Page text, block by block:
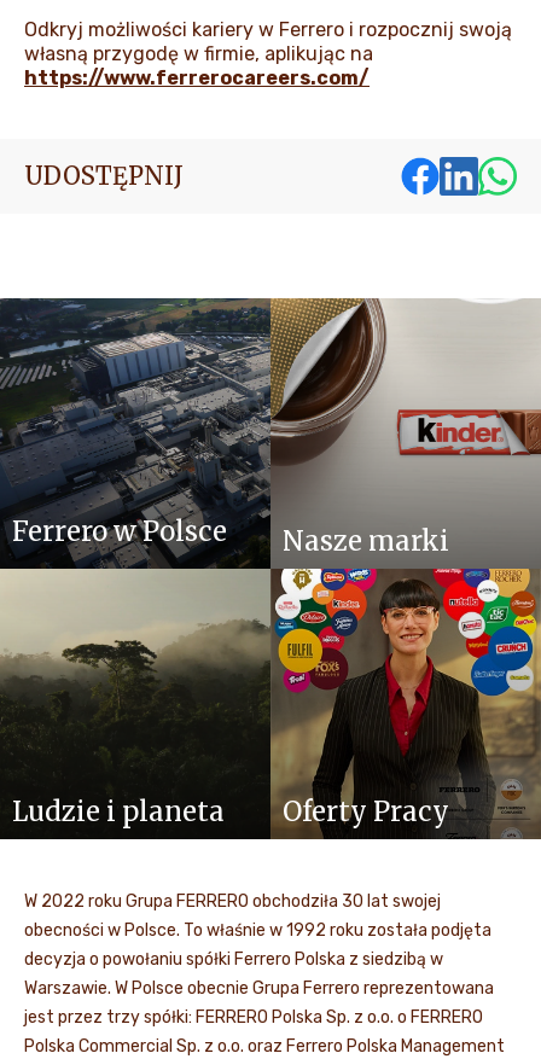
Odkryj możliwości kariery w Ferrero i rozpocznij swoją
własną przygodę w firmie, aplikując na
https://www.ferrerocareers.com/
UDOSTĘPNIJ
Ferrero w Polsce Nasze marki
Ludzie i planeta Oferty Pracy
W 2022 roku Grupa FERRERO obchodziła 30 lat swojej
obecności w Polsce. To właśnie w 1992 roku została podjęta
decyzja o powołaniu spółki Ferrero Polska z siedzibą w
Warszawie. W Polsce obecnie Grupa Ferrero reprezentowana
jest przez trzy spółki: FERRERO Polska Sp. z o.o. o FERRERO
Polska Commercial Sp. z o.o. oraz Ferrero Polska Management